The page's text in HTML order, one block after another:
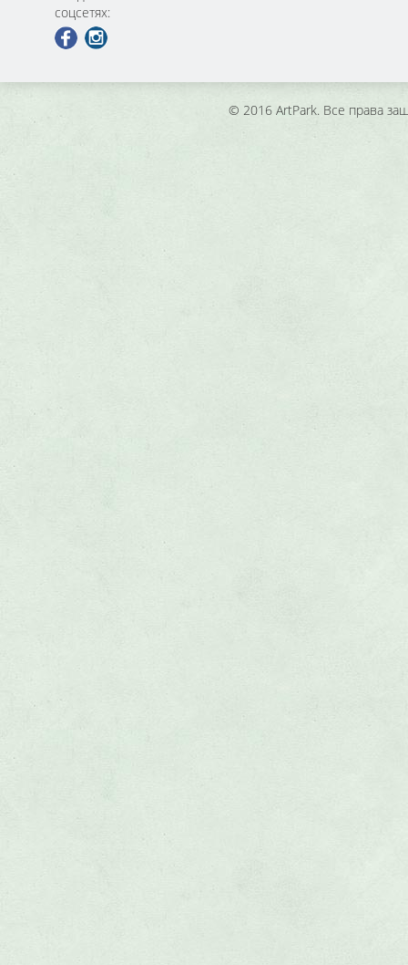
соцсетях:
© 2016 ArtPark. Все права